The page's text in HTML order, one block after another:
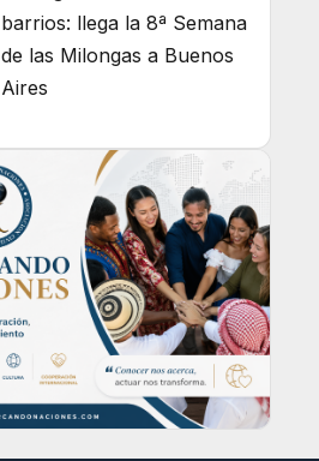
barrios: llega la 8ª Semana
de las Milongas a Buenos
Aires